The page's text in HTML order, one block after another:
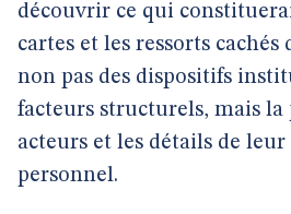
découvrir ce qui
cartes et les ressorts
non pas des dispositifs
facteurs structurels, mais la
acteurs et les détails de
personnel.